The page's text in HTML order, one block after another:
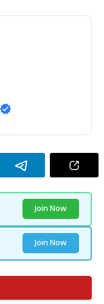
Join Now
Join Now